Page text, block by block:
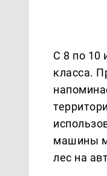
С 8 по 10
класса.
машины
лес на